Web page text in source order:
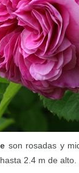
son rosadas y
2.4 m de alto.